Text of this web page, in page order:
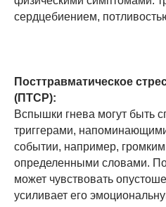
сердцебиением,
Посттравматическое
(ПТСР):
Вспышки гнева могут быть
триггерами,
событии, например,
определенными словами.
может чувствовать
усиливает его